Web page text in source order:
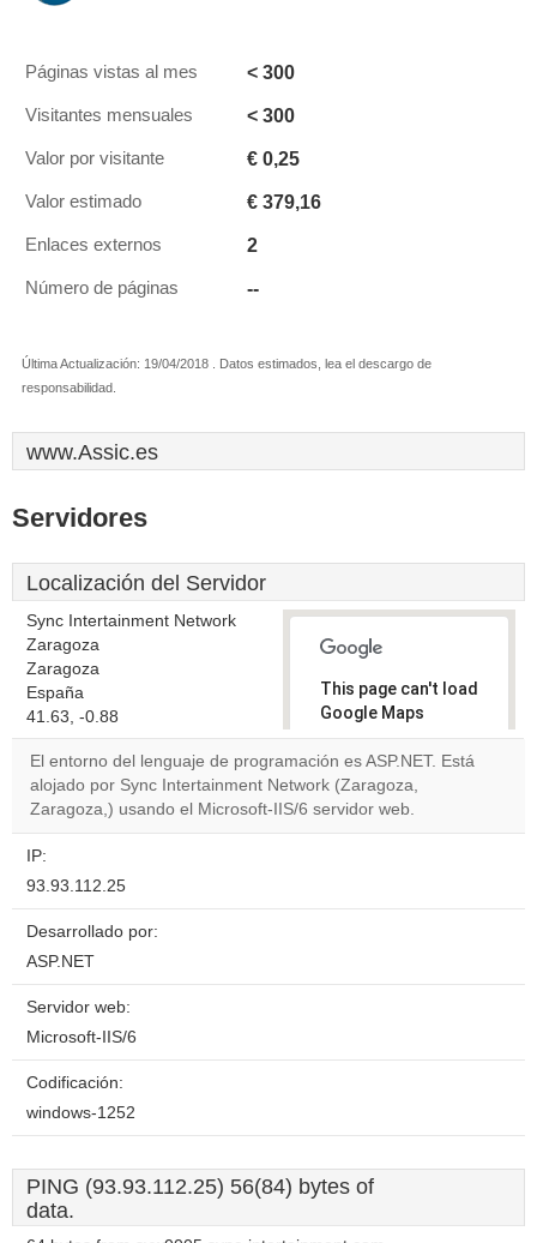
Páginas vistas al mes < 300
Visitantes mensuales < 300
Valor por visitante € 0,25
Valor estimado € 379,16
Enlaces externos 2
Número de páginas --
Última Actualización: 19/04/2018 . Datos estimados, lea el descargo de
responsabilidad.
www.Assic.es
Servidores
Localización del Servidor
Sync Intertainment Network
Zaragoza
Zaragoza
España
41.63, -0.88
This page can't load
Google Maps
correctly.
Do you
own this
El entorno del lenguaje de programación es ASP.NET. Está
alojado por Sync Intertainment Network (Zaragoza,
Zaragoza,) usando el Microsoft-IIS/6 servidor web.
IP:
93.93.112.25
Desarrollado por:
ASP.NET
Servidor web:
Microsoft-IIS/6
Codificación:
windows-1252
PING (93.93.112.25) 56(84) bytes of
data.